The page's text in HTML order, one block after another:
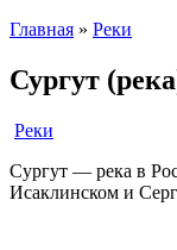
Главная » Реки
Сургут
Реки
Сургут — река в
Исаклинском и